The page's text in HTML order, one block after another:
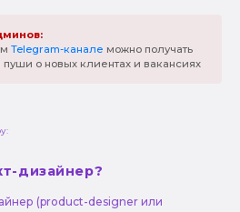
Telegram-канале можно получать
о новых клиентах и вакансиях
дизайнер?
(product-designer или